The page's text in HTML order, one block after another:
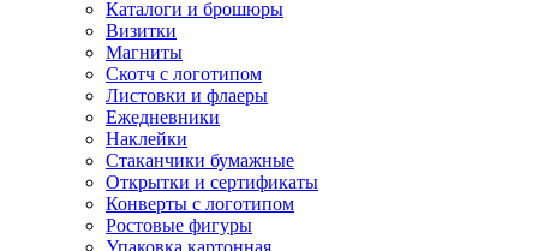
Каталоги и брошюры
Визитки
Магниты
Скотч с логотипом
Листовки и флаеры
Ежедневники
Наклейки
Стаканчики бумажные
Открытки и сертификаты
Конверты с логотипом
Ростовые фигуры
Упаковка картонная